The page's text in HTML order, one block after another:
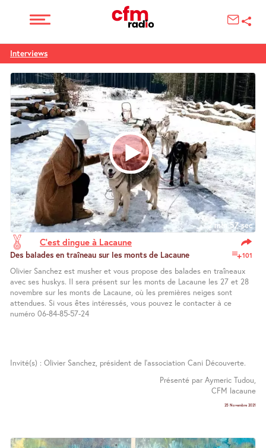
Interviews
2 min 57 sec
C’est dingue à Lacaune
101
Des balades en traîneau sur les monts de Lacaune
Olivier Sanchez est musher et vous propose des balades en traîneaux
avec ses huskys. Il sera présent sur les monts de Lacaune les 27 et 28
novembre sur les monts de Lacaune, où les premières neiges sont
attendues. Si vous êtes intéressés, vous pouvez le contacter à ce
numéro 06-84-85-57-24
Invité(s) : Olivier Sanchez, président de l’association Cani Découverte.
Présenté par Aymeric Tudou,
CFM lacaune
25 Novembre 2021